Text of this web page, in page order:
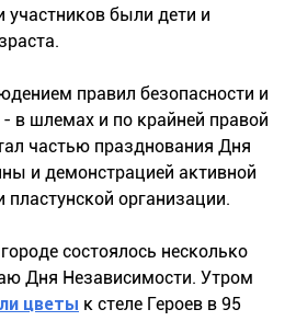
участников были дети и
правил безопасности и
в шлемах и по крайней правой
частью празднования Дня
и демонстрацией активной
организации.
состоялось несколько
Дня Независимости. Утром
цветы к стеле Героев в 95